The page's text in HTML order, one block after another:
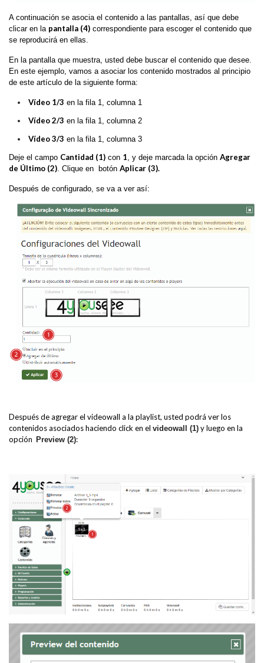
A continuación se asocia el contenido a las pantallas, así que debe
clicar en la pantalla (4) correspondiente para escoger el contenido que
se reproducirá en ellas.
En la pantalla que muestra, usted debe buscar el contenido que desee.
En este ejemplo, vamos a asociar los contenido mostrados al principio
de este artículo de la siguiente forma:
Vídeo 1/3 en la fila 1, columna 1
Vídeo 2/3 en la fila 1, columna 2
Vídeo 3/3 en la fila 1, columna 3
Deje el campo Cantidad (1) con 1, y deje marcada la opción Agregar
de Último (2). Clique en botón Aplicar (3).
Después de configurado, se va a ver así:
Después de agregar el videowall a la playlist, usted podrá ver los
contenidos asociados haciendo click en el videowall (1) y luego en la
opción Preview (2):